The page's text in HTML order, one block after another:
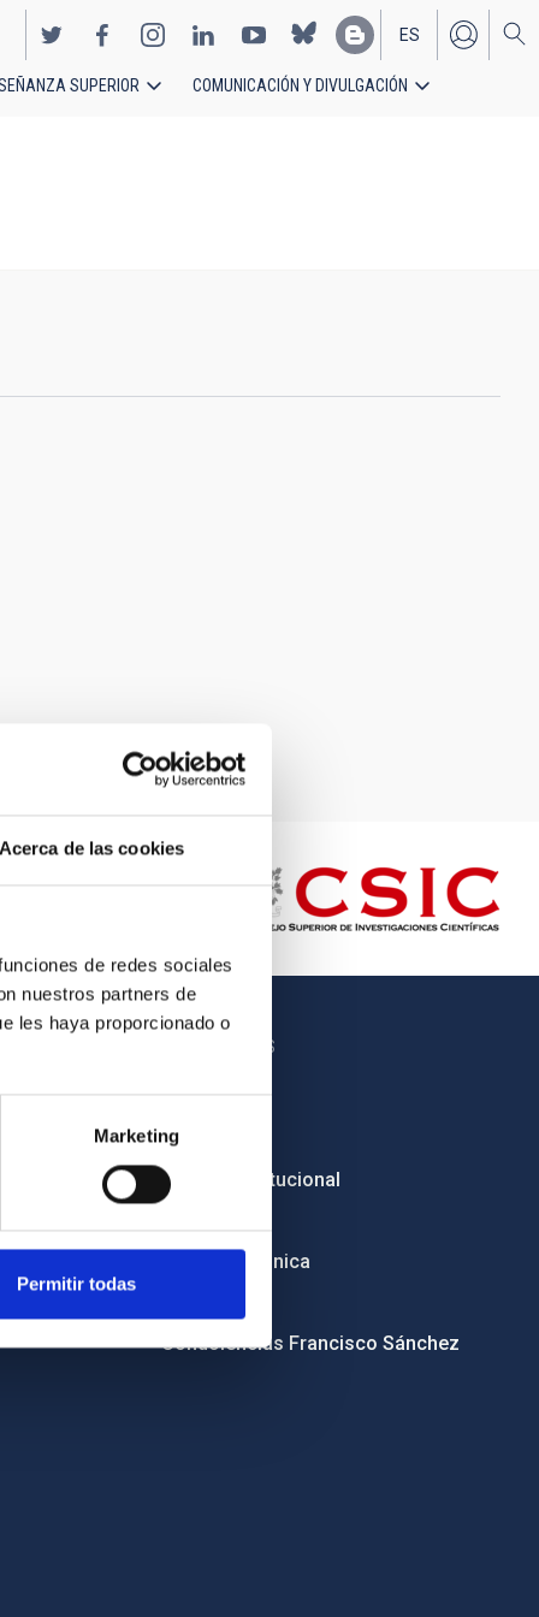
de las cookies
de redes sociales
nuestros partners de
les haya proporcionado o
Marketing
Permitir todas
EN
ES
SUPERIOR COMUNICACIÓN Y DIVULGACIÓN
OTROS ENLACES
Empleo
Licitaciones
Imagen institucional
Sede electrónica
Condolencias Francisco Sánchez